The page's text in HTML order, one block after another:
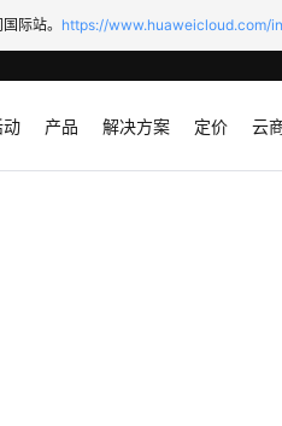
际站。 https://www.huaweicloud.com/
动 产品 解决方案 定价 云